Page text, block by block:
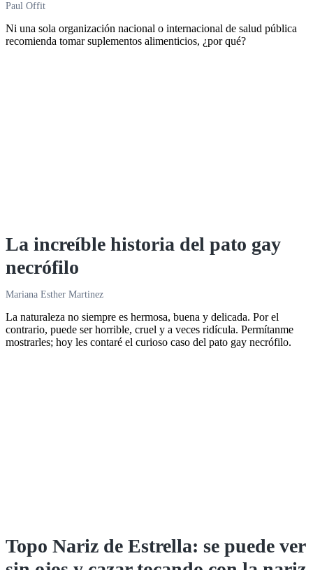
Paul Offit
Ni una sola organización nacional o internacional de salud pública
recomienda tomar suplementos alimenticios, ¿por qué?
La increíble historia del pato gay
necrófilo
Mariana Esther Martinez
La naturaleza no siempre es hermosa, buena y delicada. Por el
contrario, puede ser horrible, cruel y a veces ridícula. Permítanme
mostrarles; hoy les contaré el curioso caso del pato gay necrófilo.
Topo Nariz de Estrella: se puede ver